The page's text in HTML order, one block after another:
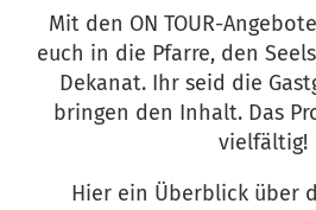
Mit den ON TOUR-
euch in die Pfarre, den
Dekanat. Ihr seid die
bringen den Inhalt. Das
vielfältig!
Hier ein Überblick über